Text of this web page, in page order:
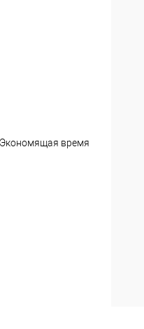
Экономящая время